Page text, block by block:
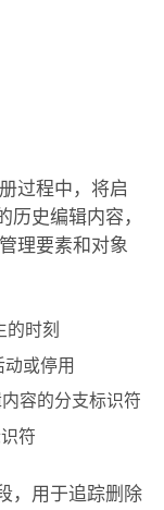
过程中，将启
史编辑内容，
理要素和对象
的时刻
动或停用
容的分支标识符
符
，用于追踪删除